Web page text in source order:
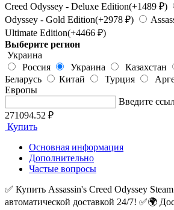
Creed Odyssey - Deluxe Edition(+1489 ₽)
Odyssey - Gold Edition(+2978 ₽)
Ultimate Edition(+4466 ₽)
Выберите регион
Украина
Россия
Украина Казахстан
Беларусь
Китай Турция
Европы
Введите
271094.52 ₽
Купить
Основная информация
Дополнительно
Частые вопросы
✅ Купить Assassin's Creed Odyssey
автоматической доставкой 24/7! ✅🌍